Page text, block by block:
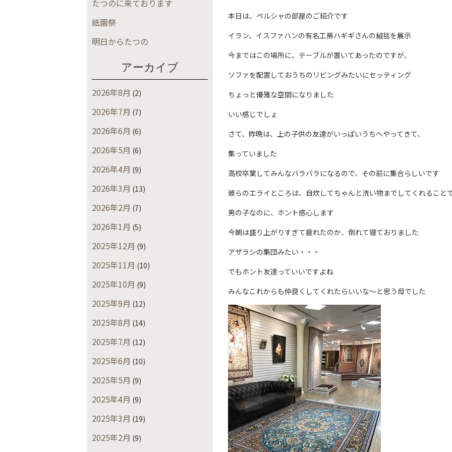
たつのに来ております
祇園祭
明日からたつの
アーカイブ
2026年8月 (2)
2026年7月 (7)
2026年6月 (6)
2026年5月 (6)
2026年4月 (9)
2026年3月 (13)
2026年2月 (7)
2026年1月 (5)
2025年12月 (9)
2025年11月 (10)
2025年10月 (9)
2025年9月 (12)
2025年8月 (14)
2025年7月 (12)
2025年6月 (10)
2025年5月 (9)
2025年4月 (9)
2025年3月 (19)
2025年2月 (9)
本日は、ペルシャの部屋のご紹介です
イラン、イスファハンの有名工房ハギギさんの絨毯を展示
今まではこの場所に、テーブルが置いてあったのですが、
ソファを配置しておうちのリビングみたいにセッティング
ちょっと優雅な空間になりました
いい感じでしょ
さて、昨晩は、上の子供の友達がいっぱいうちへやってきて、
集っていました
高校卒業してみんなバラバラになるので、その前に集合らしいです
彼らのエライところは、自炊してちゃんと洗い物までしてくれること
男の子なのに、ホント感心します
今朝は盛り上がりすぎて疲れたのか、倒れて寝ておりました
アザラシの集団みたい・・・
でもホント友達っていいですよね
みんなこれからも仲良くしてくれたらいいな～と思う母でした